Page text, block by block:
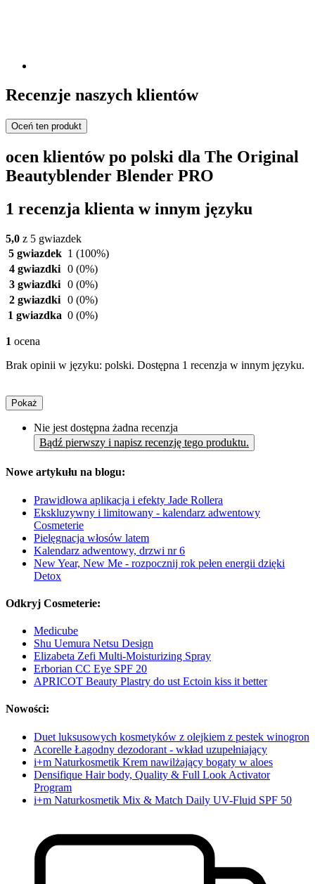
Recenzje naszych klientów
Oceń ten produkt
ocen klientów po polski dla The Original
Beautyblender Blender PRO
1 recenzja klienta w innym języku
5,0 z 5 gwiazdek
5 gwiazdek 1 (100%)
4 gwiazdki 0 (0%)
3 gwiazdki 0 (0%)
2 gwiazdki 0 (0%)
1 gwiazdka 0 (0%)
1 ocena
Brak opinii w języku: polski. Dostępna 1 recenzja w innym języku.
Pokaż
Nie jest dostępna żadna recenzja
Bądź pierwszy i napisz recenzję tego produktu.
Nowe artykułu na blogu:
Prawidłowa aplikacja i efekty Jade Rollera
Ekskluzywny i limitowany - kalendarz adwentowy
Cosmeterie
Pielęgnacja włosów latem
Kalendarz adwentowy, drzwi nr 6
New Year, New Me - rozpocznij rok pełen energii dzięki
Detox
Odkryj Cosmeterie:
Medicube
Shu Uemura Netsu Design
Elizabeta Zefi Multi-Moisturizing Spray
Erborian CC Eye SPF 20
APRICOT Beauty Plastry do ust Ectoin kiss it better
Nowości:
Duet luksusowych kosmetyków z olejkiem z pestek winogron
Acorelle Łagodny dezodorant - wkład uzupełniający
i+m Naturkosmetik Krem nawilżający bogaty w aloes
Densifique Hair body, Quality & Full Look Activator
Program
i+m Naturkosmetik Mix & Match Daily UV-Fluid SPF 50